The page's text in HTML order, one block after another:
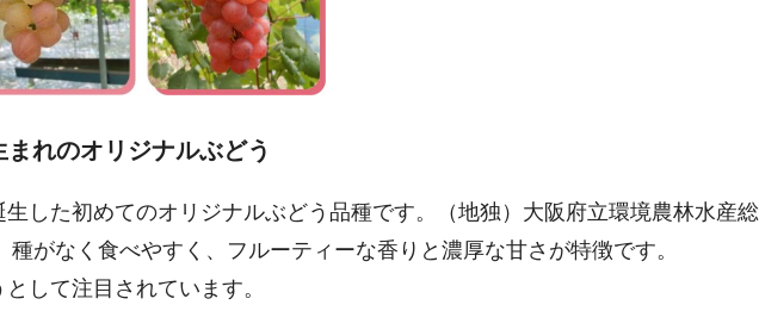
れのオリジナルぶどう
した初めてのオリジナルぶどう品種です。（地独）大阪府立環境農林水産
がなく食べやすく、フルーティーな香りと濃厚な甘さが特徴です。
して注目されています。